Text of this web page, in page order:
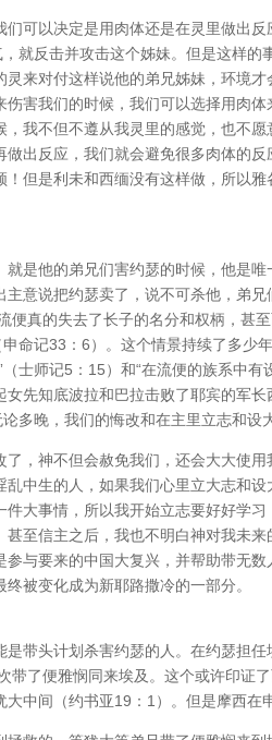
可以决定是用肉体还是在灵里做出
就反击并攻击这个姊妹。但是这样
来对付这样说他的弟兄姊妹，环境才
害我们的时候，我们可以选择用肉
我不但不遵从我灵里的感觉，也不
出反应，我们就会避免很多肉体的
但是利未和西缅没有这样做，所以
是他的弟兄们害约瑟的时候，他是
意说把约瑟卖了，说不可杀他，弟
真的失去了长子的名分和权柄，甚
命记33：6）。这个情景持续了多少
士师记5：15）和“在流便的族系中
先知底波拉和巴拉击败了耶宾的军
多晚，我们的悔改和在主里立志和设
，神不但会赦免我们，还会大大使
中生的人，如果我们心里立大志和
大事情，所以我开始立志要好好学习
至信主之后，我也不明白神对我未
与要来的中国大复兴，并帮助带无
被变化成为新耶路撒冷的一部分。
带头计划杀害约瑟的人。在约瑟担
带了便雅悯同来埃及。这个或许印证
中间（约书亚19：1）。但是摩西在